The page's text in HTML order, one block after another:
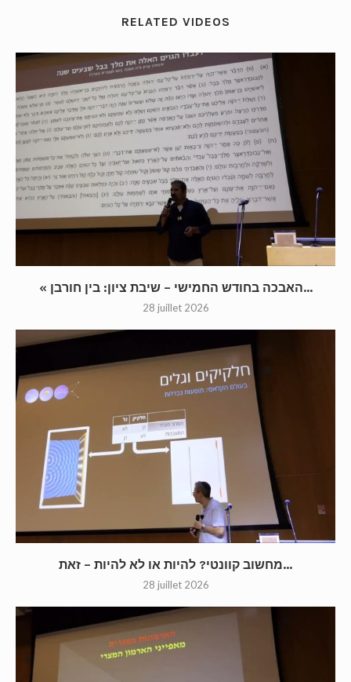
RELATED VIDEOS
« האבכה בחודש החמישי – שיבת ציון: בין חורבן...
28 juillet 2026
מחשוב קוונטי? להיות או לא להיות – זאת...
28 juillet 2026